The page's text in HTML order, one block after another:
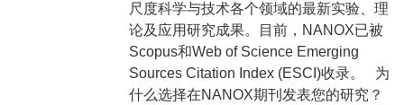
尺度科学与技术各个领域的最新实验、理
论及应用研究成果。目前，NANOX已被
Scopus和Web of Science Emerging
Sources Citation Index (ESCI)收录。 为
什么选择在NANOX期刊发表您的研究？